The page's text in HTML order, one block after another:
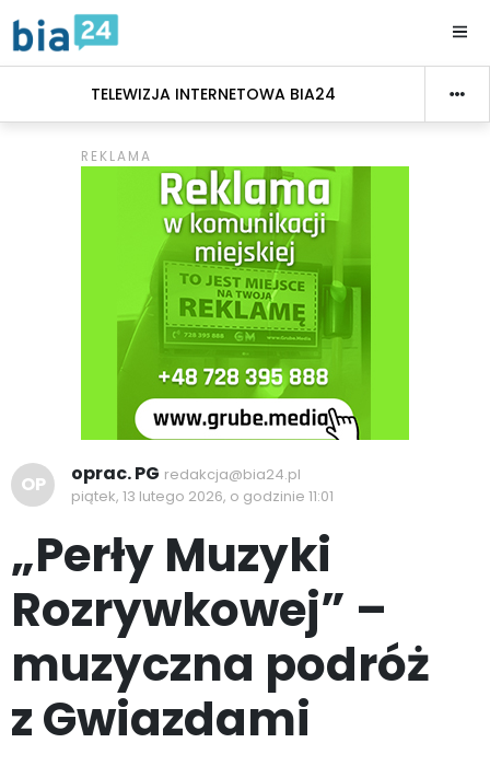
TELEWIZJA INTERNETOWA BIA24
OP oprac. PG redakcja@bia24.pl
piątek, 13 lutego 2026, o godzinie 11:01
„Perły Muzyki
Rozrywkowej” –
muzyczna podróż
z Gwiazdami